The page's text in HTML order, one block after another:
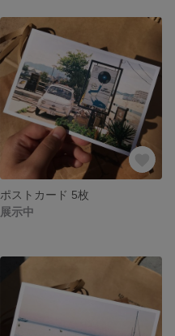
ポストカード 5枚
展示中